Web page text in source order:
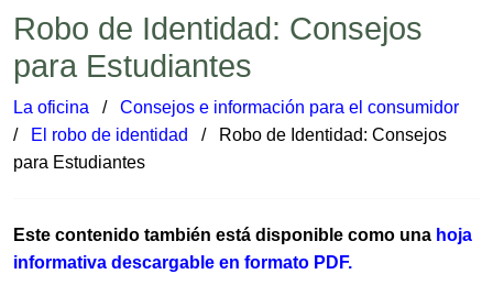
Robo de Identidad: Consejos
para Estudiantes
La oficina ​ / Consejos e información para el consumidor
/
El robo de identidad
​​​​ / Robo de Identidad: Consejos
para Estudiantes​
Este contenido también está disponible como una hoja
informativa de​scargable en formato PDF.​